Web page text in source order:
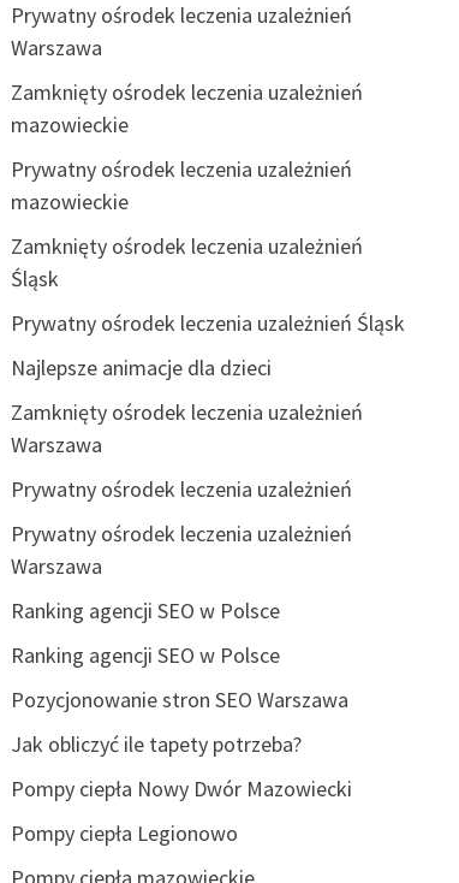
Prywatny ośrodek leczenia uzależnień
Warszawa
Zamknięty ośrodek leczenia uzależnień
mazowieckie
Prywatny ośrodek leczenia uzależnień
mazowieckie
Zamknięty ośrodek leczenia uzależnień
Śląsk
Prywatny ośrodek leczenia uzależnień Śląsk
Najlepsze animacje dla dzieci
Zamknięty ośrodek leczenia uzależnień
Warszawa
Prywatny ośrodek leczenia uzależnień
Prywatny ośrodek leczenia uzależnień
Warszawa
Ranking agencji SEO w Polsce
Ranking agencji SEO w Polsce
Pozycjonowanie stron SEO Warszawa
Jak obliczyć ile tapety potrzeba?
Pompy ciepła Nowy Dwór Mazowiecki
Pompy ciepła Legionowo